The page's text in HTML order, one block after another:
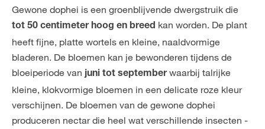
Gewone dophei is een groenblijvende dwergstruik die
tot 50 centimeter hoog en breed kan worden. De plant
heeft fijne, platte wortels en kleine, naaldvormige
bladeren. De bloemen kan je bewonderen tijdens de
bloeiperiode van juni tot septemberwaarbij talrijke
kleine, klokvormige bloemen in een delicate roze kleur
verschijnen. De bloemen van de gewone dophei
produceren nectar die heel wat verschillende insecten -